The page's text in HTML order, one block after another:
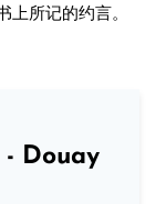
所记的约言。
- Douay